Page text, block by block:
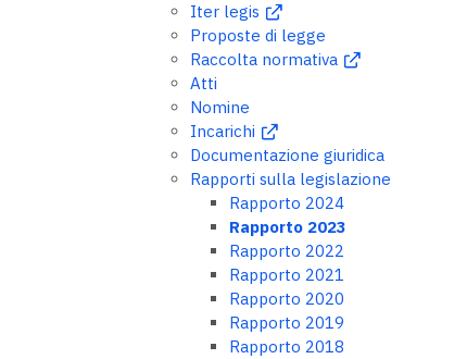
Iter legis
Proposte di legge
Raccolta normativa
Atti
Nomine
Incarichi
Documentazione giuridica
Rapporti sulla legislazione
Rapporto 2024
Rapporto 2023
Rapporto 2022
Rapporto 2021
Rapporto 2020
Rapporto 2019
Rapporto 2018